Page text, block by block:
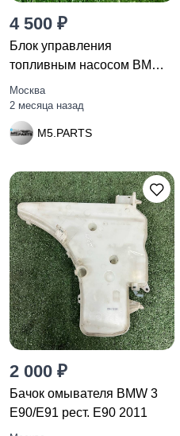
4 500 ₽
Блок управления
топливным насосом BMW 5
F10/F11
Москва
2 месяца назад
M5.PARTS
2 000 ₽
Бачок омывателя BMW 3
E90/E91 рест. E90 2011